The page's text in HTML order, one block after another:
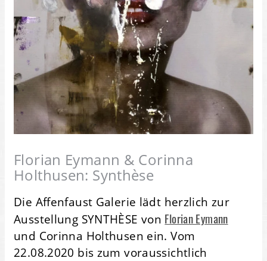
Florian Eymann & Corinna
Holthusen: Synthèse
Die Affenfaust Galerie lädt herzlich zur
Ausstellung SYNTHÈSE von Florian Eymann
und Corinna Holthusen ein. Vom
22.08.2020 bis zum voraussichtlich